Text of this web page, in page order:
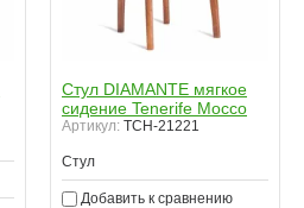
Стул DIAMANTE мягкое
сидение Tenerife Mocco
Артикул: TCH-21221
Стул
Добавить к сравнению